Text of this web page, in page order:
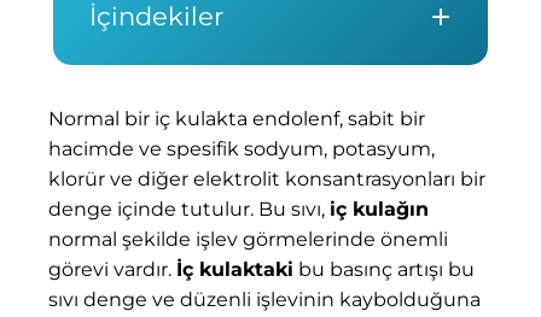
İçindekiler
Normal bir iç kulakta endolenf, sabit bir
hacimde ve spesifik sodyum, potasyum,
klorür ve diğer elektrolit konsantrasyonları bir
denge içinde tutulur. Bu sıvı, iç kulağın
normal şekilde işlev görmelerinde önemli
görevi vardır. İç kulaktaki bu basınç artışı bu
sıvı denge ve düzenli işlevinin kaybolduğuna